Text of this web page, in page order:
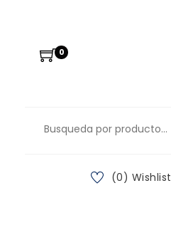
0
(0) Wishlist